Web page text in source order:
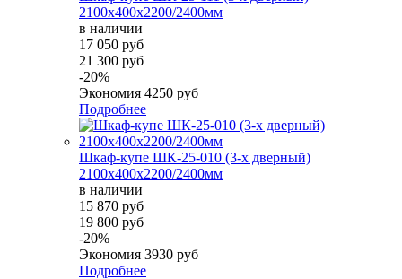
2100х400х2200/2400мм
в наличии
17 050 руб
21 300 руб
-20%
Экономия 4250 руб
Подробнее
Шкаф-купе ШК-25-010 (3-х дверный)
2100х400х2200/2400мм
в наличии
15 870 руб
19 800 руб
-20%
Экономия 3930 руб
Подробнее